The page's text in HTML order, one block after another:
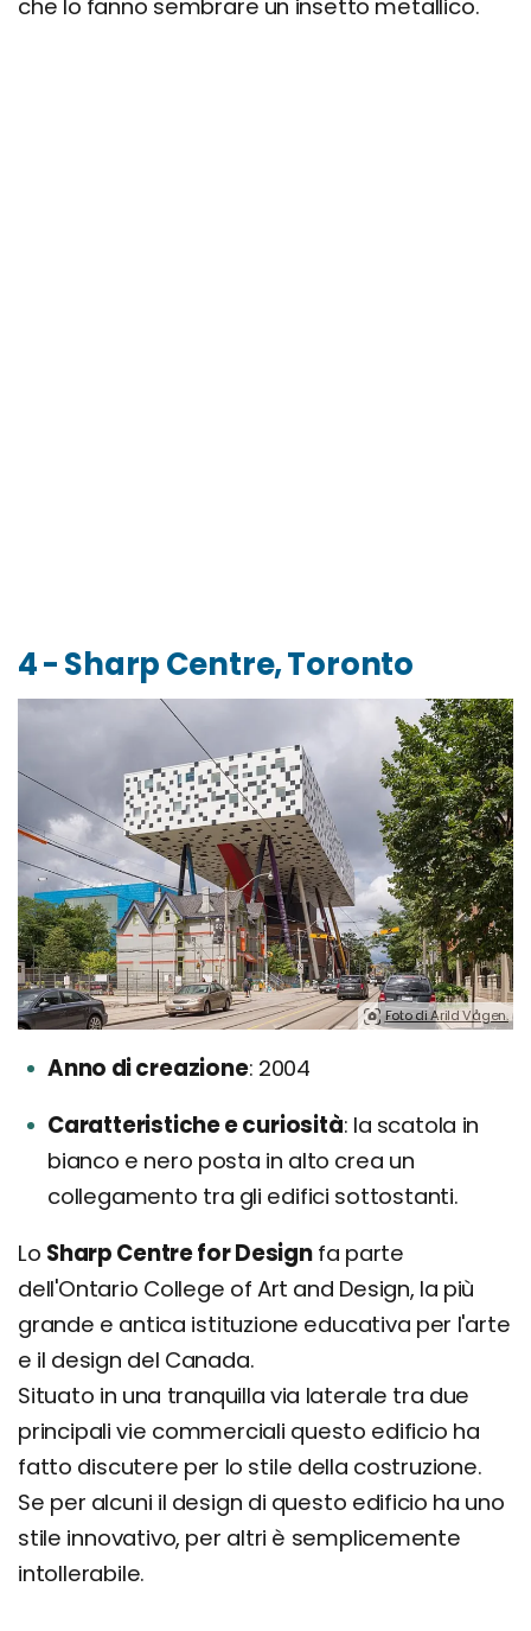
che lo fanno sembrare un insetto metallico.
4 - Sharp Centre, Toronto
Foto di Arild Vågen.
Anno di creazione 2004
Caratteristiche e curiosità la scatola in
bianco e nero posta in alto crea un
collegamento tra gli edifici sottostanti.
Lo Sharp Centre for Designfa parte
dell'Ontario College of Art and Design, la più
grande e antica istituzione educativa per l'arte
e il design del Canada.
Situato in una tranquilla via laterale tra due
principali vie commerciali questo edificio ha
fatto discutere per lo stile della costruzione.
Se per alcuni il design di questo edificio ha uno
stile innovativo, per altri è semplicemente
intollerabile.